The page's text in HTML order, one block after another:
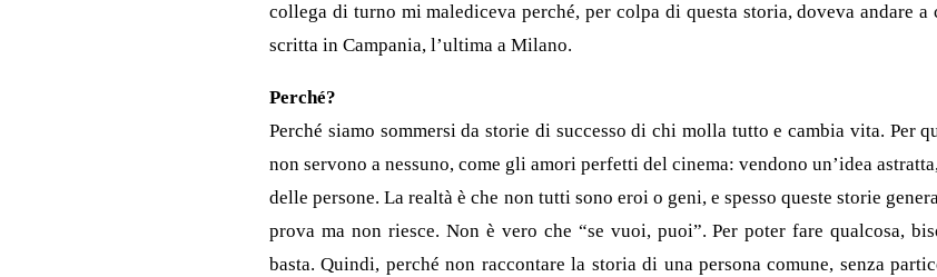
collega di turno mi malediceva perché, per colpa di questa storia, doveva andare a
scritta in Campania, l’ultima a Milano.
Perché?
Perché siamo sommersi da storie di successo di chi molla tutto e cambia vita. Per
non servono a nessuno, come gli amori perfetti del cinema: vendono un’idea
delle persone. La realtà è che non tutti sono eroi o geni, e spesso queste storie
prova ma non riesce. Non è vero che “se vuoi, puoi”. Per poter fare qualcosa,
basta. Quindi, perché non raccontare la storia di una persona comune, senza